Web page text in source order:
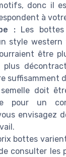
donc il
à
:Les bottes
style
être
plus
suffisamment
doit
pour un
envisagez
bottes
consulter les